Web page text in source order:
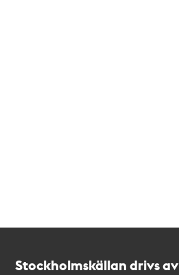
Stockholmskällan drivs av